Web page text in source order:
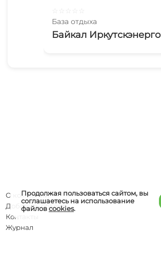
База отдыха
Байкал Иркутскэнерго
Продолжая пользоваться сайтом, вы
соглашаетесь на использование
файловcookies.
О компании
Добавить объект
Контакты
Журнал